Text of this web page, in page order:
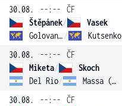
30.08.
--:--
ČF
Štěpánek/
Vasek
Golovanov / Kutsenko
30.08.
--:--
ČF
Miketa/
Skoch
Del Rio/ Massa (3)
30.08.
--:--
ČF